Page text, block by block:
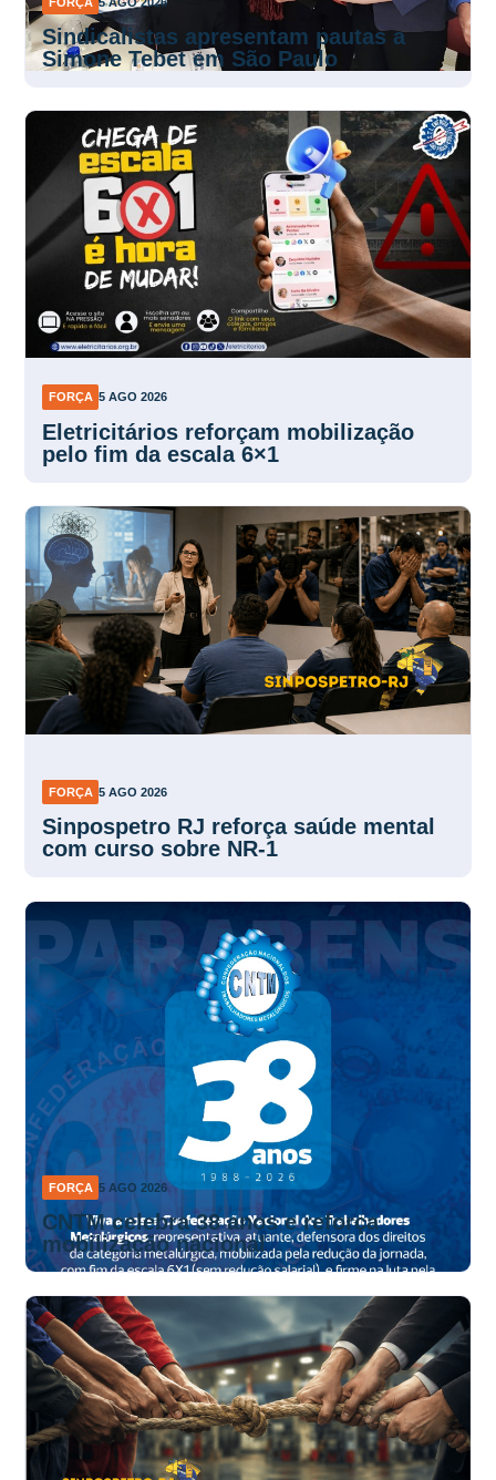
Sindicalistas apresentam pautas a
Simone Tebet em São Paulo
FORÇA 5 AGO 2026
Eletricitários reforçam mobilização
pelo fim da escala 6×1
FORÇA 5 AGO 2026
Sinpospetro RJ reforça saúde mental
com curso sobre NR-1
FORÇA 5 AGO 2026
CNTM celebra 38 anos e reforça
mobilização nacional